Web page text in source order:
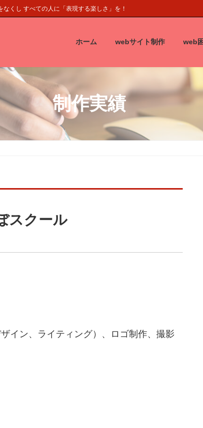
くし すべての人に「表現する楽しさ」を！
ホーム webサイト制作 web
制作実績
スクール
イン、ライティング）、ロゴ制作、撮影